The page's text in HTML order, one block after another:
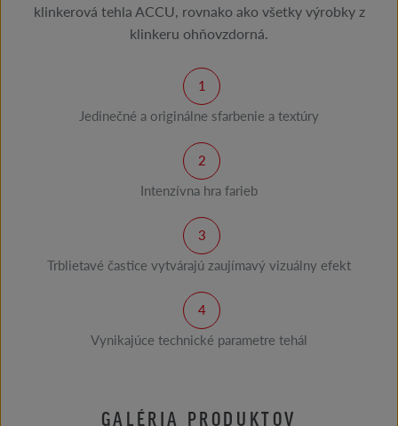
klinkerová tehla ACCU, rovnako ako všetky výrobky z
klinkeru ohňovzdorná.
Jedinečné a originálne sfarbenie a textúry
Intenzívna hra farieb
Trblietavé častice vytvárajú zaujímavý vizuálny efekt
Vynikajúce technické parametre tehál
GALÉRIA PRODUKTOV